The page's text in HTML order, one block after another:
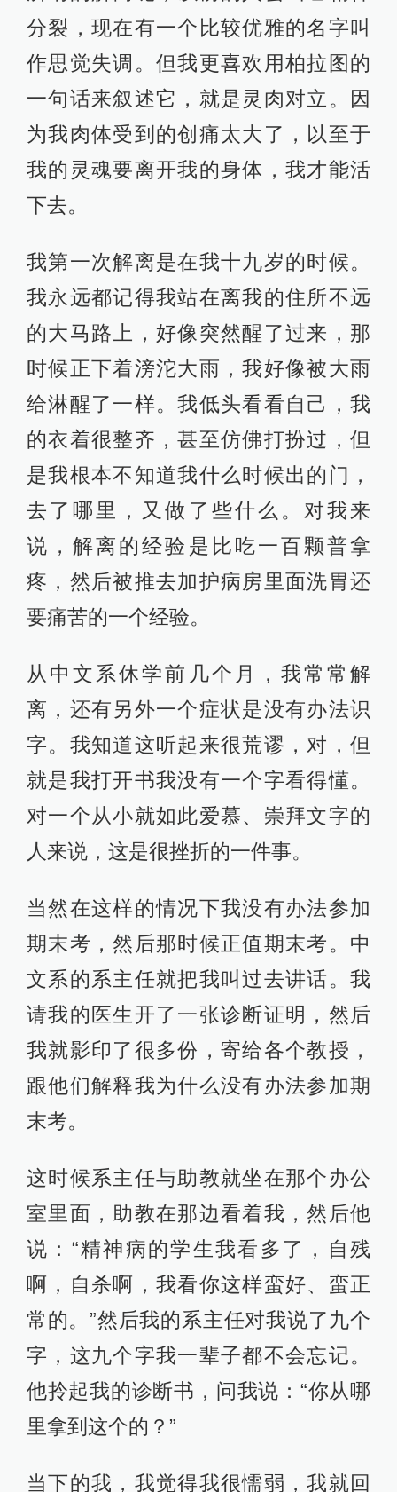
分裂，现在有一个比较优雅的名字叫
作思觉失调。但我更喜欢用柏拉图的
一句话来叙述它，就是灵肉对立。因
为我肉体受到的创痛太大了，以至于
我的灵魂要离开我的身体，我才能活
下去。
我第一次解离是在我十九岁的时候。
我永远都记得我站在离我的住所不远
的大马路上，好像突然醒了过来，那
时候正下着滂沱大雨，我好像被大雨
给淋醒了一样。我低头看看自己，我
的衣着很整齐，甚至仿佛打扮过，但
是我根本不知道我什么时候出的门，
去了哪里，又做了些什么。对我来
说，解离的经验是比吃一百颗普拿
疼，然后被推去加护病房里面洗胃还
要痛苦的一个经验。
从中文系休学前几个月，我常常解
离，还有另外一个症状是没有办法识
字。我知道这听起来很荒谬，对，但
就是我打开书我没有一个字看得懂。
对一个从小就如此爱慕、崇拜文字的
人来说，这是很挫折的一件事。
当然在这样的情况下我没有办法参加
期末考，然后那时候正值期末考。中
文系的系主任就把我叫过去讲话。我
请我的医生开了一张诊断证明，然后
我就影印了很多份，寄给各个教授，
跟他们解释我为什么没有办法参加期
末考。
这时候系主任与助教就坐在那个办公
室里面，助教在那边看着我，然后他
说：“精神病的学生我看多了，自残
啊，自杀啊，我看你这样蛮好、蛮正
常的。”然后我的系主任对我说了九个
字，这九个字我一辈子都不会忘记。
他拎起我的诊断书，问我说：“你从哪
里拿到这个的？”
当下的我，我觉得我很懦弱，我就回